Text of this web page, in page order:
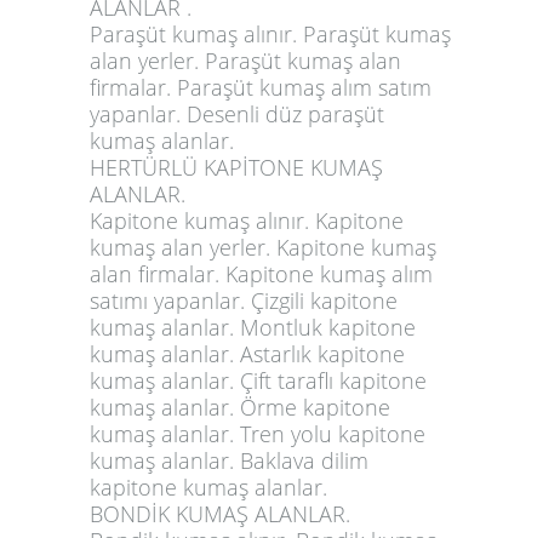
ALANLAR .
Paraşüt kumaş alınır. Paraşüt kumaş
alan yerler. Paraşüt kumaş alan
firmalar. Paraşüt kumaş alım satım
yapanlar. Desenli düz paraşüt
kumaş alanlar.
HERTÜRLÜ KAPİTONE KUMAŞ
ALANLAR.
Kapitone kumaş alınır. Kapitone
kumaş alan yerler. Kapitone kumaş
alan firmalar. Kapitone kumaş alım
satımı yapanlar. Çizgili kapitone
kumaş alanlar. Montluk kapitone
kumaş alanlar. Astarlık kapitone
kumaş alanlar. Çift taraflı kapitone
kumaş alanlar. Örme kapitone
kumaş alanlar. Tren yolu kapitone
kumaş alanlar. Baklava dilim
kapitone kumaş alanlar.
BONDİK KUMAŞ ALANLAR.